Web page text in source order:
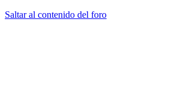
Saltar al contenido del foro